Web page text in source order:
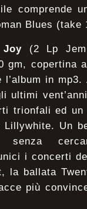
comprende
Blues (take
(2 Lp
gm, copertina
l’album in
ultimi
trionfali ed
Lillywhite. Un
senza
i concerti
la ballata
più